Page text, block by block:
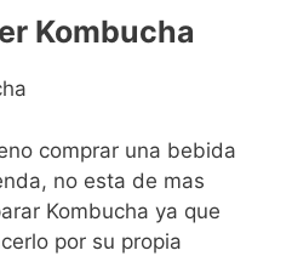
Kombucha
comprar una bebida
no esta de mas
Kombucha ya que
por su propia